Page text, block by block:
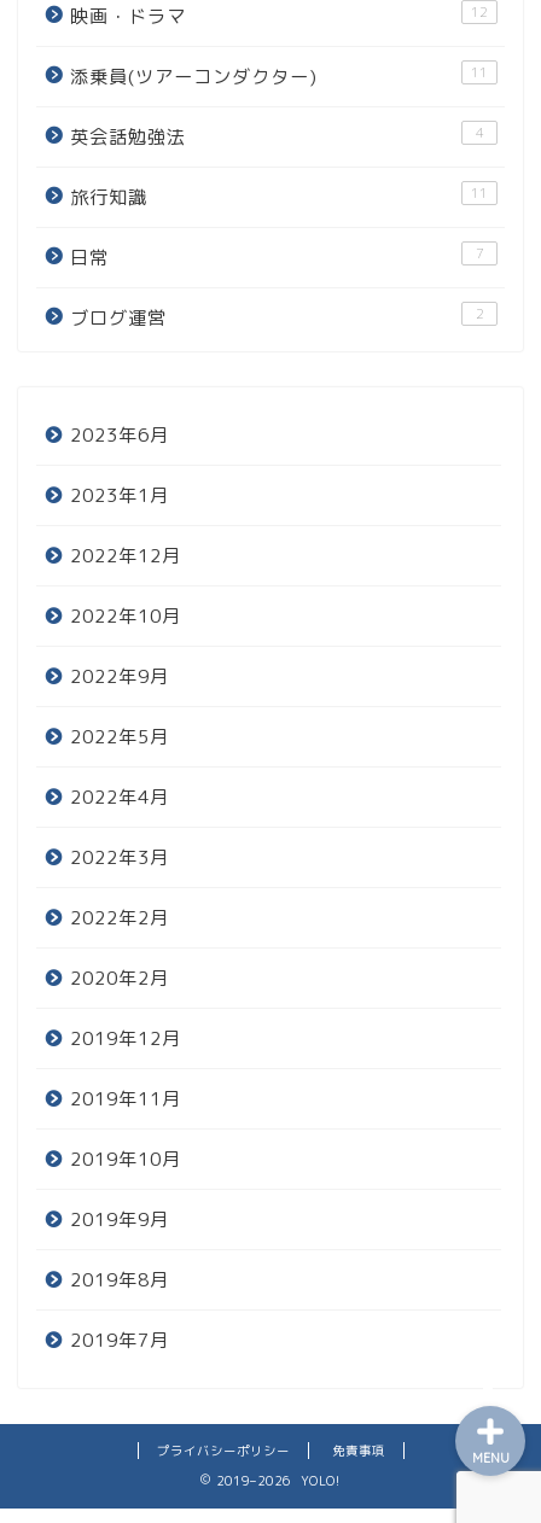
映画・ドラマ 12
添乗員(ツアーコンダクター) 11
英会話勉強法 4
旅行知識 11
日常 7
ブログ運営 2
2023年6月
2023年1月
2022年12月
2022年10月
2022年9月
2022年5月
2022年4月
2022年3月
2022年2月
2020年2月
2019年12月
2019年11月
2019年10月
2019年9月
2019年8月
2019年7月
プライバシーポリシー
免責事項
2019–2026 YOLO!
MENU